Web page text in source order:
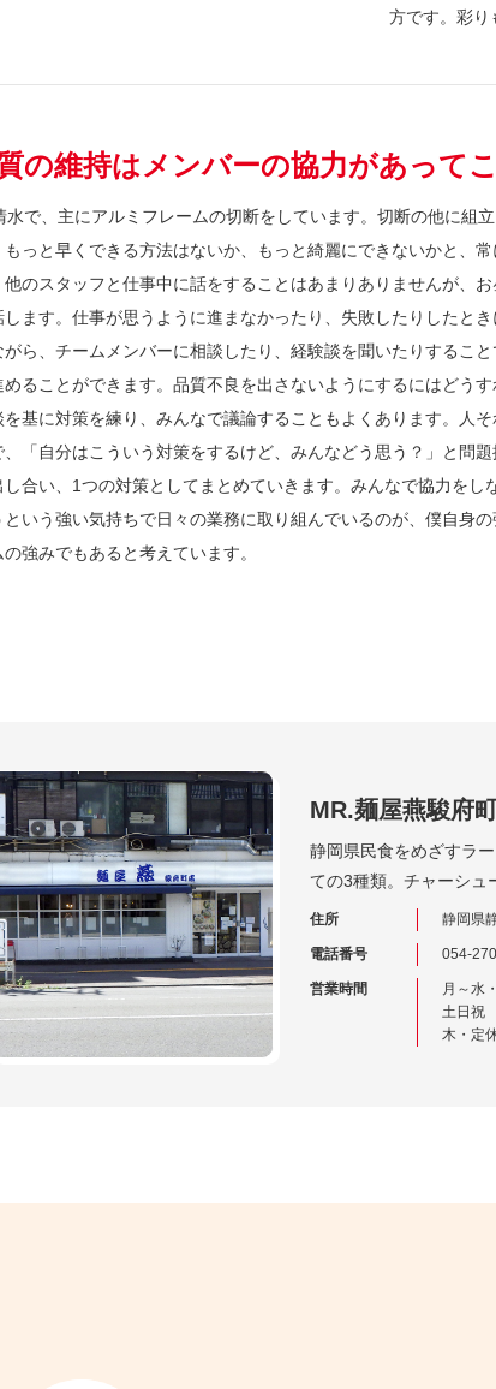
方です。彩り
の維持はメンバーの協力があって
水で、主にアルミフレームの切断をしています。切断の他に組
もっと早くできる方法はないか、もっと綺麗にできないかと、
他のスタッフと仕事中に話をすることはあまりありませんが、
します。仕事が思うように進まなかったり、失敗したりしたと
がら、チームメンバーに相談したり、経験談を聞いたりするこ
めることができます。品質不良を出さないようにするにはどう
を基に対策を練り、みんなで議論することもよくあります。人
、「自分はこういう対策をするけど、みんなどう思う？」と問
し合い、1つの対策としてまとめていきます。みんなで協力をし
という強い気持ちで日々の業務に取り組んでいるのが、僕自身の
強みでもあると考えています。
MR.麺屋燕駿府
静岡県民食をめざすラ
ての3種類。チャーシュ
住所 静岡県
電話番号 054-
営業時間
月～水
土日祝
木・定